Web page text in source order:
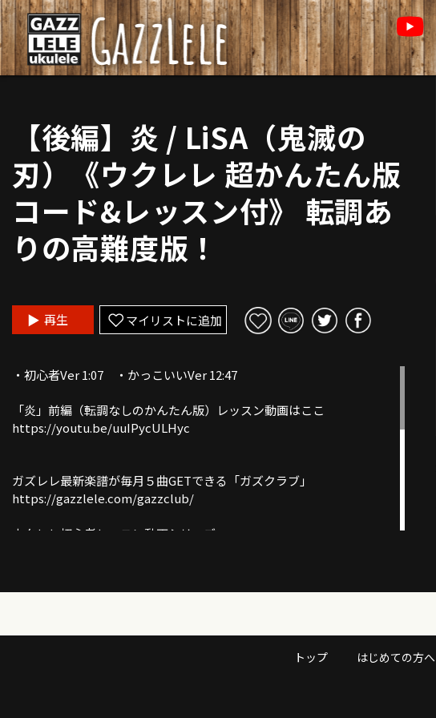
【後編】炎 / LiSA（鬼滅の
刃）《ウクレレ 超かんたん版
コード&レッスン付》 転調あ
りの高難度版！
再生 マイリストに追加
・初心者Ver 1:07 ・かっこいいVer 12:47
「炎」前編（転調なしのかんたん版）レッスン動画はここ
https://youtu.be/uuIPycULHyc
ガズレレ最新楽譜が毎月５曲GETできる「ガズクラブ」
https://gazzlele.com/gazzclub/
ウクレレ初心者レッスン動画シリーズ
ガズレレのアプリ「ガズレシピ」スタート！
トップ はじめての方へ